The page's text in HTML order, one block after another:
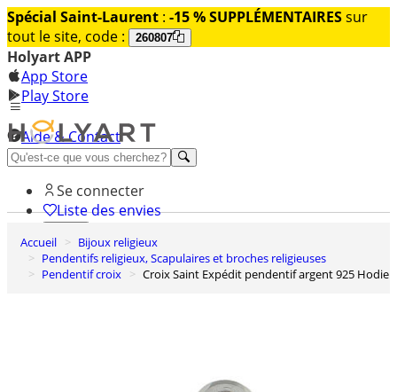
Spécial Saint-Laurent : -15 % SUPPLÉMENTAIRESsur
tout le site, code :
260807
Holyart APP
App Store
Play Store
Aide & Contact
Découvrez Premium
Se connecter
Liste des envies
0
Panier
Accueil
Bijoux religieux
Pendentifs religieux, Scapulaires et broches religieuses
Pendentif croix
Croix Saint Expédit pendentif argent 925 Hodie